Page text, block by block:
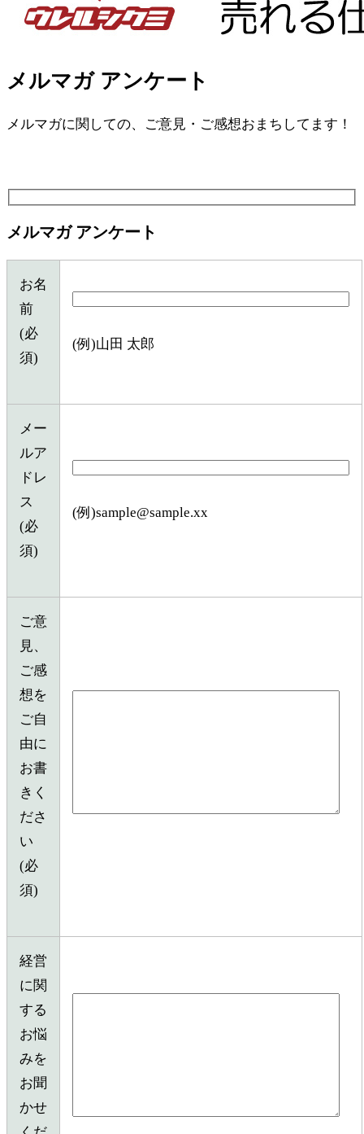
メルマガ アンケート
メルマガに関しての、ご意見・ご感想おまちしてます！
メルマガ アンケート
お名
前
(必
須)
(例)山田 太郎
メー
ルア
ドレ
ス
(必
須)
(例)sample@sample.xx
ご意
見、
ご感
想を
ご自
由に
お書
きく
ださ
い
(必
須)
経営
に関
する
お悩
みを
お聞
かせ